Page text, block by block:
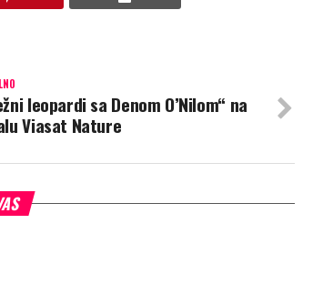
leopardi sa Denom O’Nilom“ na
Viasat Nature